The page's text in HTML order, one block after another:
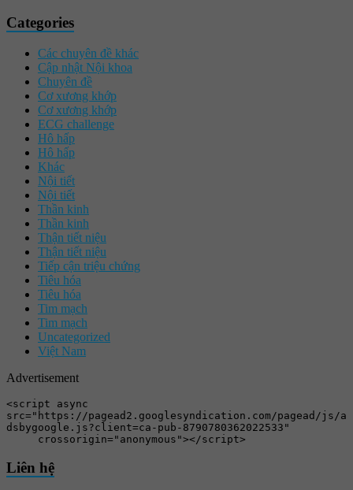
Categories
Các chuyên đề khác
Cập nhật Nội khoa
Chuyên đề
Cơ xương khớp
Cơ xương khớp
ECG challenge
Hô hấp
Hô hấp
Khác
Nội tiết
Nội tiết
Thần kinh
Thần kinh
Thận tiết niệu
Thận tiết niệu
Tiếp cận triệu chứng
Tiêu hóa
Tiêu hóa
Tim mạch
Tim mạch
Uncategorized
Việt Nam
Advertisement
<script async
src="https://pagead2.googlesyndication.com/pagead/js/a
dsbygoogle.js?client=ca-pub-8790780362022533"
     crossorigin="anonymous"></script>
Liên hệ